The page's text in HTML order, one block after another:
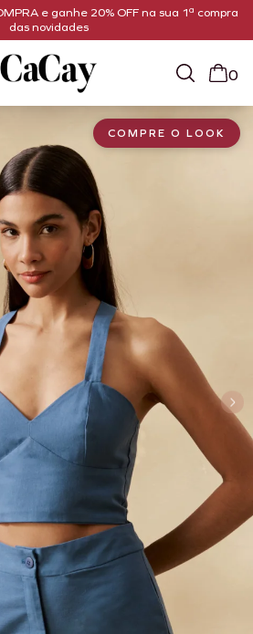
e ganhe 20% OFF na sua 1ª compra
das novidades
0
COMPRE O LOOK